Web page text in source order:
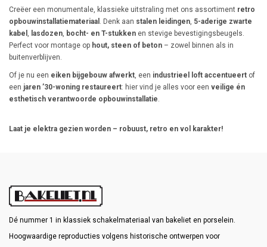
Creëer een monumentale, klassieke uitstraling met ons assortiment retro
opbouwinstallatiemateriaal
. Denk aan stalen leidingen 5-aderige zwarte
kabel
lasdozen bocht- en T-stukken en stevige bevestigingsbeugels.
Perfect voor montage op hout, steen of beton – zowel binnen als in
buitenverblijven.
Of je nu een eiken bijgebouw afwerkt , een industrieel loft accentueert of
een jaren ’30-woning restaureert: hier vind je alles voor een veilige én
esthetisch verantwoorde opbouwinstallatie
Laat je elektra gezien worden – robuust, retro en vol karakter!
Dé nummer 1 in klassiek schakelmateriaal van bakeliet en porselein.
Hoogwaardige reproducties volgens historische ontwerpen voor